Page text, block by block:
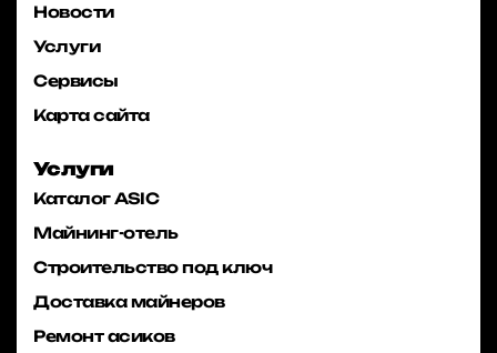
Новости
Услуги
Сервисы
Карта сайта
Услуги
Каталог ASIC
Майнинг-отель
Строительство под ключ
Доставка майнеров
Ремонт асиков